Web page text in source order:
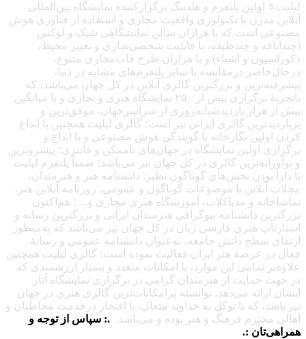
لیلیت® اولین پلتفرم و هلدینگ برگزارکنندهٔ نمایشگاه بین‌المللی
آنلاین مدرن با تکنولوژی واقعیت مجازی و استفاده از فناوری هوش
مصنوعی است که با هزاران سالن نمایشگاهی شیک و لوکس
(چنداتاقه و چندطبقه، با قابلیت شخصی‌سازی و تغییر محیط،
دکوراسیون و اشیاء) و با هزاران طرح قاب‌مجازی متنوع،
درحال‌حاضر درمقایسه با سایر پلتفرم‌های مشابه در دنیا،
پیشرفته‌ترین و بزرگترین گالری آنلاین در کل جهان می‌باشد، که
باتجربهٔ برگزاری بیش از ۲۵۰ نمایشگاه هنری و تجاری و با میانگین
بیش از هزار بازدیدشبانه‌روزی از سراسرجهان، موفق‌ترین و
پربازدیدترین گالری ایرانی نیز است؛ گالری لیلیت همچنین با ابداع
کردن اولین نگارخانه با گویندگی هوش مصنوعی و با ابداع و
برگزاری اولین نمایشگاه در جهان‌های ناممکن و فانتزی؛ پیشروترین
و نوآورانه‌ترین گالری در کل جهان نیز می‌باشد؛ ضمناً پلتفرم لیلیت
با دارا بودن بخش‌های گوناگون نظیر: دانشنامه هنر و هنرمندان،
مجلات آنلاین با موضوعات گوناگون و عمومی، روزنامه آنلاین هنر،
تماشاخانه و مدیاکلاب، آموزشگاه هنری مجازی و…؛ هم‌اکنون
بزرگترین دانشنامه بیوگرافی هنرمندان ایرانی و بزرگترین رسانه و
استارتاپ هنری فارسی زبان در کل جهان نیز می‌باشد که به‌منظور
ارتقای سطح دانش جامعه، به‌عنوان دانشنامه عمومی و رسانهٔ
فعال در عرصهٔ هنر ایران فعالیت نموده است؛ گالری لیلیت همچنین
علاوه‌بر تمامی این موارد، با امکانات متعدد و بسیار ارزشمندی که
در جهت حمایت از هنرمندان گرامی در برگزاری نمایشگاه آثار
ایشان ارائه می‌دهد، توانسته پرامکانات‌ترین گالری هنری در جهان
نیز باشد، که با توکل به خداوند متعال، با افتخار درخدمت مخاطبان و
اهالی محترم فرهنگ و هنر بوده و می‌باشد. .: سپاس از توجه و
همراهی‌تان :.